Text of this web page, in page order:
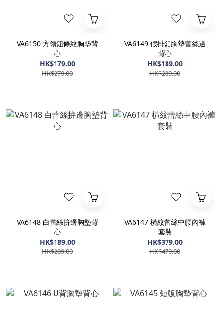
VA6150 方領鈕條紋胸墊背
心
HK$179.00
HK$279.00
VA6149 假排釦胸墊蕾絲邊
背心
HK$189.00
HK$289.00
VA6148 白蕾絲拚邊胸墊背
心
HK$189.00
HK$289.00
VA6147 橫紋蕾絲中腰內褲
套裝
HK$379.00
HK$479.00